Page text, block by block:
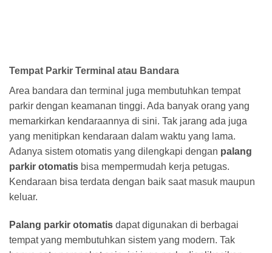
Tempat Parkir Terminal atau Bandara
Area bandara dan terminal juga membutuhkan tempat
parkir dengan keamanan tinggi. Ada banyak orang yang
memarkirkan kendaraannya di sini. Tak jarang ada juga
yang menitipkan kendaraan dalam waktu yang lama.
Adanya sistem otomatis yang dilengkapi dengan palang
parkir otomatis bisa mempermudah kerja petugas.
Kendaraan bisa terdata dengan baik saat masuk maupun
keluar.
Palang parkir otomatis dapat digunakan di berbagai
tempat yang membutuhkan sistem yang modern. Tak